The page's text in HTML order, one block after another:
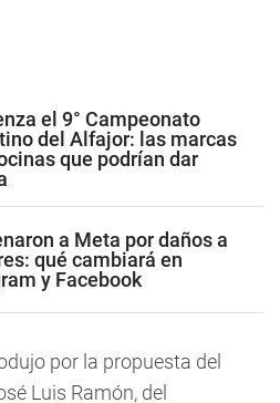
el 9° Campeonato
del Alfajor: las marcas
que podrían dar
a Meta por daños a
qué cambiará en
y Facebook
por la propuesta del
Luis Ramón, del